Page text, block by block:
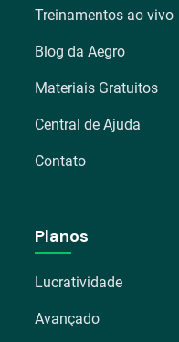
Treinamentos ao vivo
Blog da Aegro
Materiais Gratuitos
Central de Ajuda
Contato
Planos
Lucratividade
Avançado